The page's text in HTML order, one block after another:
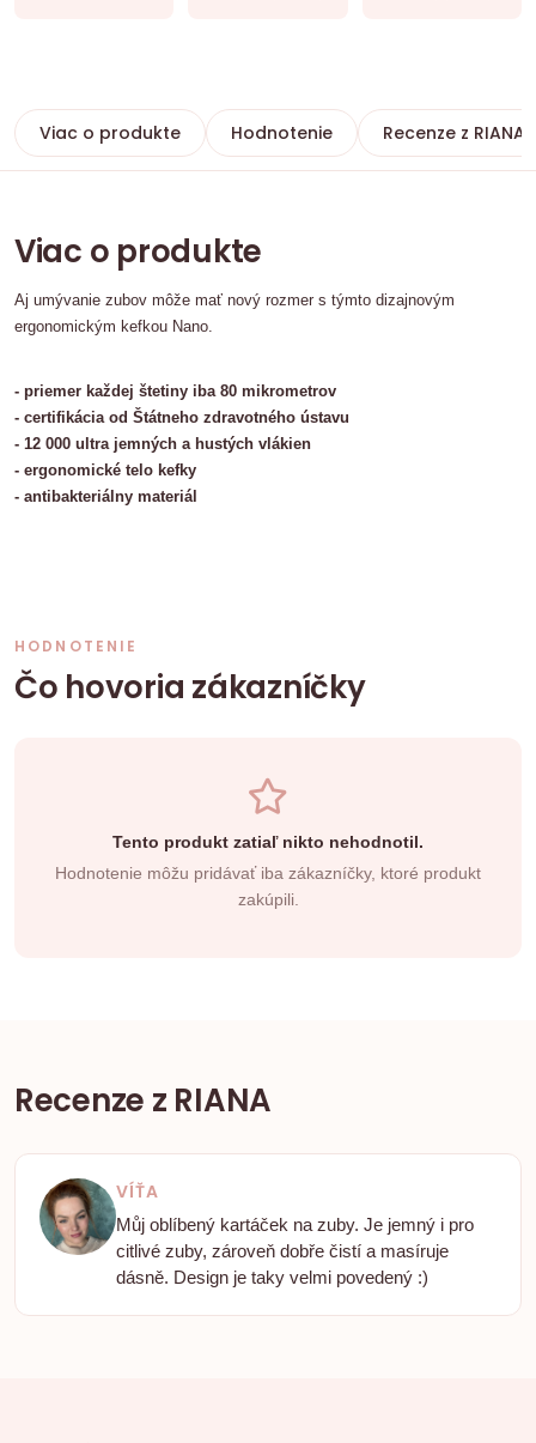
Viac o produkte Hodnotenie Recenze z RIANA
Viac o produkte
Aj umývanie zubov môže mať nový rozmer s týmto dizajnovým
ergonomickým kefkou Nano.
- priemer každej štetiny iba 80 mikrometrov
- certifikácia od Štátneho zdravotného ústavu
- 12 000 ultra jemných a hustých vlákien
- ergonomické telo kefky
- antibakteriálny materiál
HODNOTENIE
Čo hovoria zákazníčky
Tento produkt zatiaľ nikto nehodnotil.
Hodnotenie môžu pridávať iba zákazníčky, ktoré produkt
zakúpili.
Recenze z RIANA
VÍŤA
Můj oblíbený kartáček na zuby. Je jemný i pro
citlivé zuby, zároveň dobře čistí a masíruje
dásně. Design je taky velmi povedený :)